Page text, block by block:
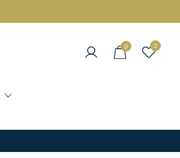
0 0